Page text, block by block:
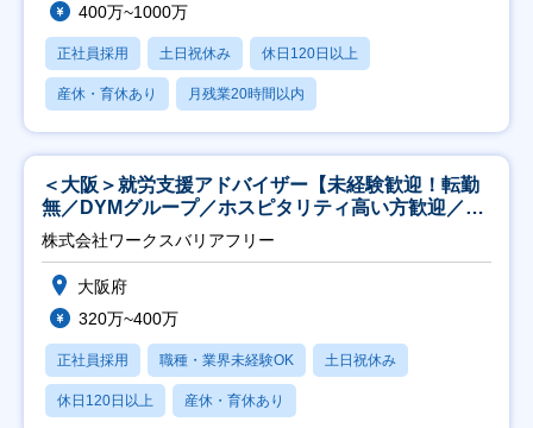
400万~1000万
正社員採用 土日祝休み 休日120日以上
産休・育休あり 月残業20時間以内
＜大阪＞就労支援アドバイザー【未経験歓迎！転勤
無／DYMグループ／ホスピタリティ高い方歓迎／土
日祝】
株式会社ワークスバリアフリー
大阪府
320万~400万
正社員採用 職種・業界未経験OK 土日祝休み
休日120日以上 産休・育休あり